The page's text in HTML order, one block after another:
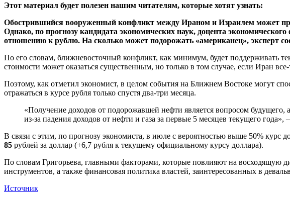
Этот материал будет полезен нашим читателям, которые хотят узнать:
Обострившийся вооруженный конфликт между Ираном и Израилем может
Однако, по прогнозу кандидата экономических наук, доцента
отношению к рублю. На сколько может подорожать «американец», эксперт
По его словам, ближневосточный конфликт, как минимум, будет поддерживать
стоимости может оказаться существенным, но только в том случае, если Иран
Поэтому, как отметил экономист, в целом события на Ближнем Востоке могут
отражаться в курсе рубля только спустя два-три месяца.
«Получение доходов от подорожавшей нефти является вопросом
из-за падения доходов от нефти и газа за первые 5 месяцев текущего года»,
В связи с этим, по прогнозу экономиста, в июле с вероятностью выше 50% курс
85 рублей за доллар (+6,7 рубля к текущему официальному курсу доллара).
По словам Григорьева, главными факторами, которые повлияют на восходящую
инструментов, а также финансовая политика властей, заинтересованных в
Источник